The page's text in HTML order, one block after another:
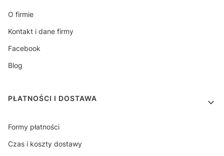
O firmie
Kontakt i dane firmy
Facebook
Blog
PŁATNOŚCI I DOSTAWA
Formy płatności
Czas i koszty dostawy